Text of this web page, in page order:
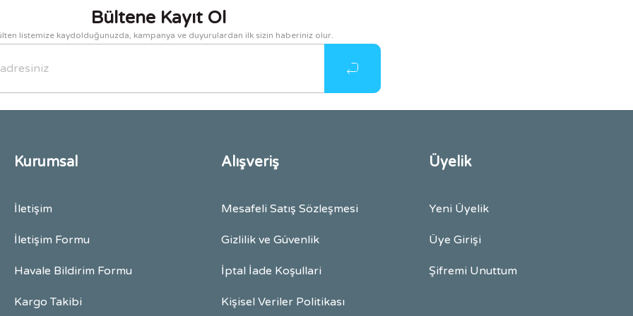
Bültene Kayıt Ol
listemize kaydolduğunuzda, kampanya ve duyurulardan ilk sizin haberiniz olur.
Kurumsal
İletişim
İletişim Formu
Havale Bildirim Formu
Kargo Takibi
Alışveriş
Mesafeli Satış Sözleşmesi
Gizlilik ve Güvenlik
İptal İade Koşullari
Kişisel Veriler Politikası
Üyelik
Yeni Üyelik
Üye Girişi
Şifremi Unuttum